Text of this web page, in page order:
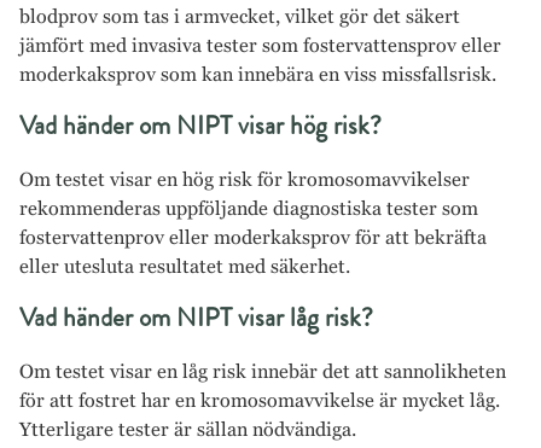
blodprov som tas i armvecket, vilket gör det säkert
jämfört med invasiva tester som fostervattensprov eller
moderkaksprov som kan innebära en viss missfallsrisk.
Vad händer om NIPT visar hög risk?
Om testet visar en hög risk för kromosomavvikelser
rekommenderas uppföljande diagnostiska tester som
fostervattenprov eller moderkaksprov för att bekräfta
eller utesluta resultatet med säkerhet.
Vad händer om NIPT visar låg risk?
Om testet visar en låg risk innebär det att sannolikheten
för att fostret har en kromosomavvikelse är mycket låg.
Ytterligare tester är sällan nödvändiga.